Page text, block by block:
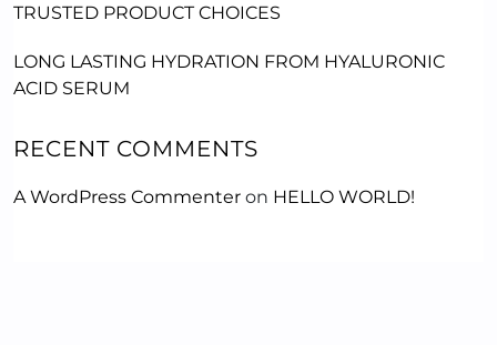
TRUSTED PRODUCT CHOICES
LONG LASTING HYDRATION FROM HYALURONIC
ACID SERUM
RECENT COMMENTS
A WordPress Commenter on HELLO WORLD!